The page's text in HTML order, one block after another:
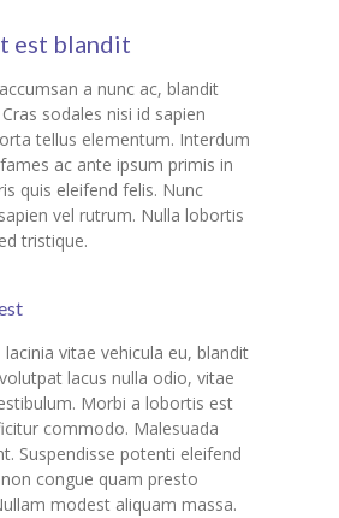
est blandit
a nunc ac, blandit
sodales nisi id sapien
tellus elementum. Interdum
ac ante ipsum primis in
quis eleifend felis. Nunc
vel rutrum. Nulla lobortis
tristique.
vitae vehicula eu, blandit
lacus nulla odio, vitae
Morbi a lobortis est
commodo. Malesuada
Suspendisse potenti eleifend
congue quam presto
modest aliquam massa.